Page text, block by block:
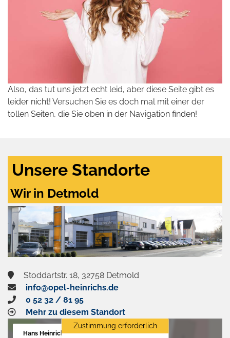
Also, das tut uns jetzt echt leid, aber diese Seite gibt es
leider nicht! Versuchen Sie es doch mal mit einer der
tollen Seiten, die Sie oben in der Navigation finden!
Unsere Standorte
Wir in Detmold
Stoddartstr. 18, 32758 Detmold
info@opel-heinrichs.de
0 52 32 / 81 95
Mehr zu diesem Standort
Hans Heinrichs GmbH
Zustimmung erforderlich